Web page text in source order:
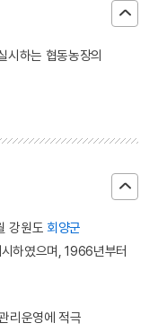
시하는 협동농장의
강원도 회양군
하였으며, 1966년부터
리운영에 적극